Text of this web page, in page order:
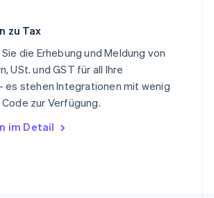
zu Tax
die Erhebung und Meldung von
USt. und GST für all Ihre
es stehen Integrationen mit wenig
zur Verfügung.
im Detail
Republik